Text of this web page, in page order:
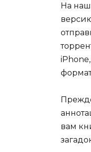
На
вам